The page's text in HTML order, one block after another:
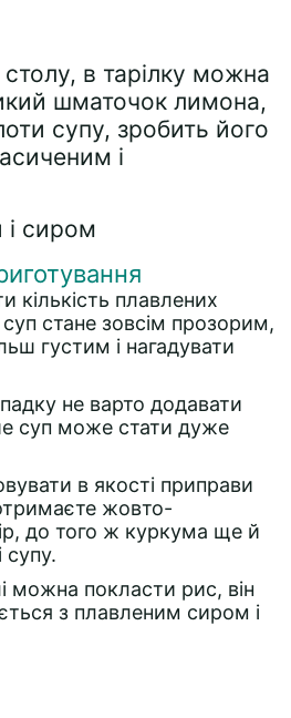
в тарілку можна
шматочок лимона,
супу, зробить його
і
кількість плавлених
суп стане зовсім прозорим,
густим і нагадувати
не варто додавати
суп може стати дуже
в якості приправи
жовто-
до того ж куркума ще й
супу.
можна покласти рис, він
з плавленим сиром і